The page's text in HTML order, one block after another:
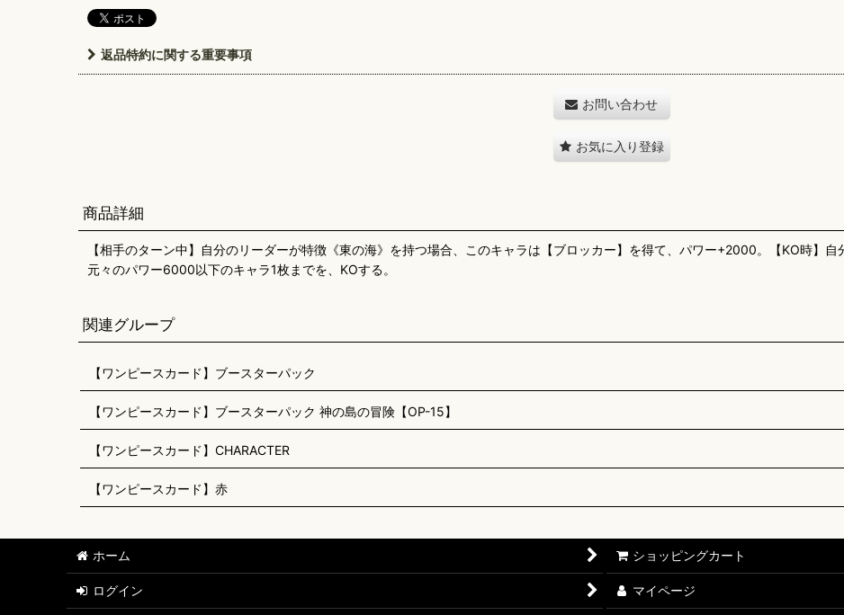
返品特約に関する重要事項
お問い合わせ
お気に入り登録
商品詳細
【相手のターン中】自分のリーダーが特徴《東の海》を持つ場合、このキャラは【ブロッカー】を得て、パワー+2000。【KO時】
元々のパワー6000以下のキャラ1枚までを、KOする。
関連グループ
【ワンピースカード】ブースターパック
【ワンピースカード】ブースターパック 神の島の冒険【OP-15】
【ワンピースカード】CHARACTER
【ワンピースカード】赤
ホーム ショッピングカート
ログイン マイページ